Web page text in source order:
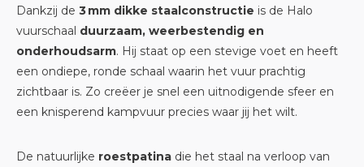
Dankzij de 3 mm dikke staalconstructie is de Halo
vuurschaal duurzaam, weerbestendig en
onderhoudsarm. Hij staat op een stevige voet en heeft
een ondiepe, ronde schaal waarin het vuur prachtig
zichtbaar is. Zo creëer je snel een uitnodigende sfeer en
een knisperend kampvuur precies waar jij het wilt.
De natuurlijke roestpatina die het staal na verloop van